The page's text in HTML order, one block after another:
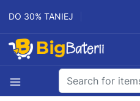
DO 30% TANIEJ